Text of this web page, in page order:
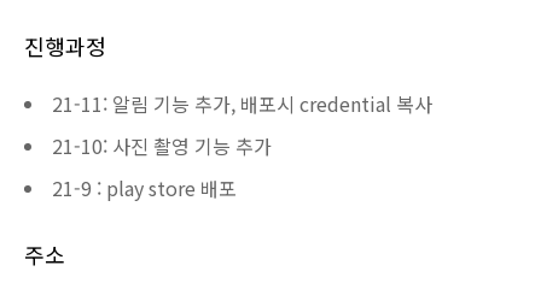
진행과정
21-11: 알림 기능 추가, 배포시 credential 복사
21-10: 사진 촬영 기능 추가
21-9 : play store 배포
주소